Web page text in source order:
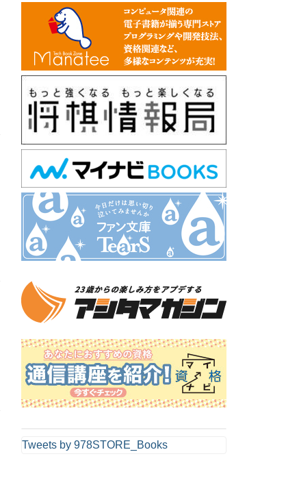
Tweets by 978STORE_Books